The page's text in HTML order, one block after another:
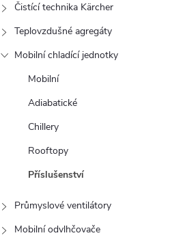
Čistící technika Kärcher
Teplovzdušné agregáty
Mobilní chladící jednotky
Mobilní
Adiabatické
Chillery
Rooftopy
Příslušenství
Průmyslové ventilátory
Mobilní odvlhčovače